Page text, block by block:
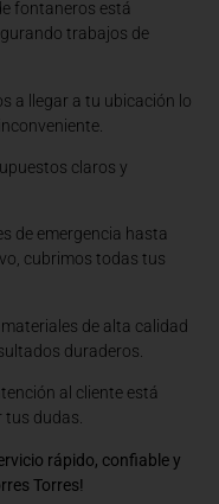
fontaneros está
trabajos de
a llegar a tu ubicación lo
claros y
de emergencia hasta
cubrimos todas tus
de alta calidad
duraderos.
al cliente está
tus dudas.
rápido, confiable y
Torres!